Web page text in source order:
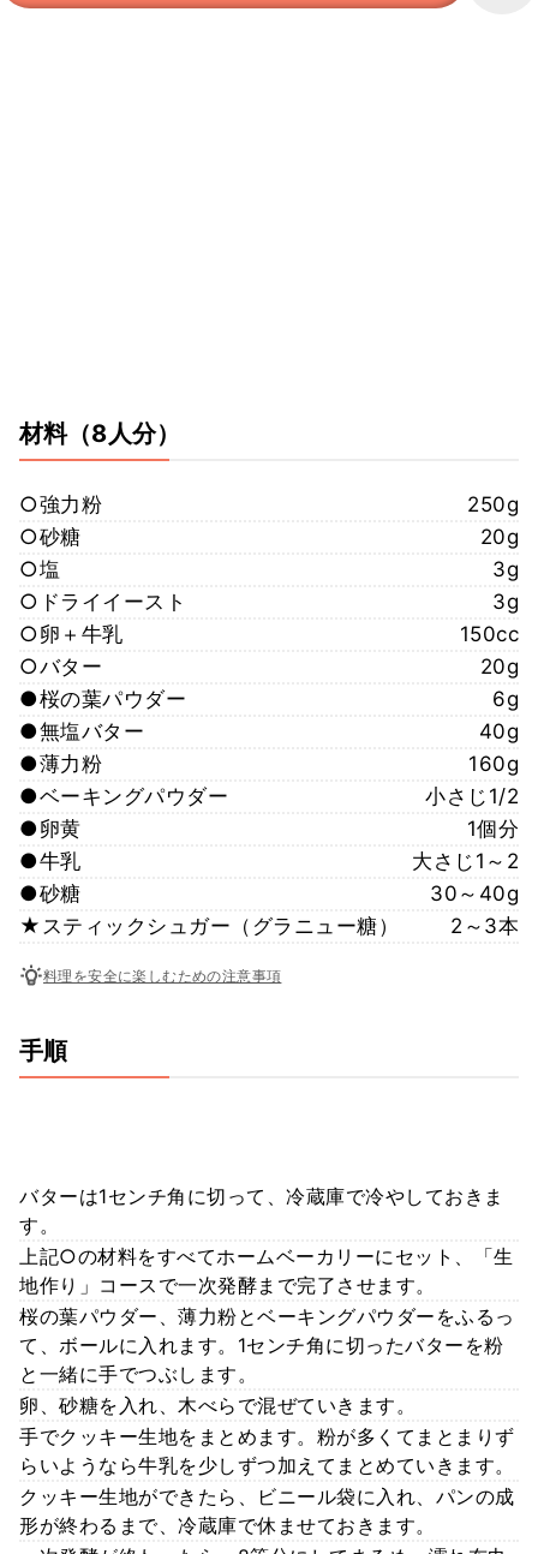
材料（8人分）
○強力粉
250g
○砂糖
20g
○塩
3g
○ドライイースト
3g
○卵＋牛乳
150cc
○バター
20g
●桜の葉パウダー
6g
●無塩バター
40g
●薄力粉
160g
●ベーキングパウダー
小さじ1/2
●卵黄
1個分
●牛乳
大さじ1～2
●砂糖
30～40g
★スティックシュガー（グラニュー糖）
2～3本
料理を安全に楽しむための注意事項
手順
バターは1センチ角に切って、冷蔵庫で冷やしておきま
す。
上記○の材料をすべてホームベーカリーにセット、「生
地作り」コースで一次発酵まで完了させます。
桜の葉パウダー、薄力粉とベーキングパウダーをふるっ
て、ボールに入れます。1センチ角に切ったバターを粉
と一緒に手でつぶします。
卵、砂糖を入れ、木べらで混ぜていきます。
手でクッキー生地をまとめます。粉が多くてまとまりず
らいようなら牛乳を少しずつ加えてまとめていきます。
クッキー生地ができたら、ビニール袋に入れ、パンの成
形が終わるまで、冷蔵庫で休ませておきます。